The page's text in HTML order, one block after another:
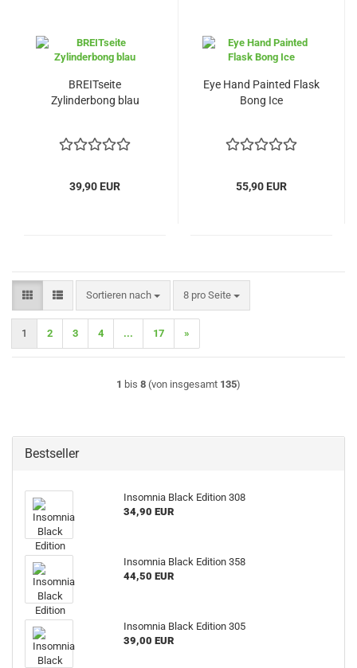
BREITseite
Zylinderbong blau
39,90 EUR
Eye Hand Painted Flask
Bong Ice
55,90 EUR
Sortieren nach
Sortieren nach 8 pro Seite
pro Seite
1 2 3 4 ... 17 »
1 bis 8 (von insgesamt 135)
Bestseller
Insomnia Black Edition 308
34,90 EUR
Insomnia Black Edition 358
44,50 EUR
Insomnia Black Edition 305
39,00 EUR